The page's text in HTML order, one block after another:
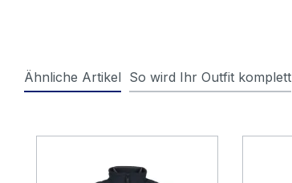
Ähnliche Artikel So wird Ihr Outfit komplett